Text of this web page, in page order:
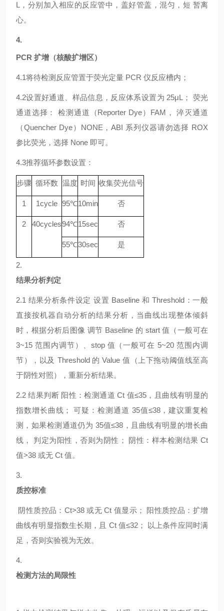
L，分别加入相应的反应管中，盖好管盖，混匀，短 暂离
心。
4.
PCR 扩增（核酸扩增区）
4.1将待检测反应管置于荧光定量 PCR 仪反应槽内；
4.2设置好通道、样品信息，反应体系设置为 25μL； 荧光
通道选择： 检测通道（Reporter Dye）FAM， 淬灭通道
（Quencher Dye）NONE，ABI 系列仪器请勿选择 ROX
参比荧光，选择 None 即可。
4.3推荐循环参数设置：
步骤 循环数 温度 时间 收集荧光信号
1 1cycle 95℃10min 否
2 40cycles94℃15sec 否
55℃30sec 是
2.
结果分析判定
2.1 结果分析条件设定 设置 Baseline 和 Threshold：一般
直接按机器自动分析的结果分析，当曲线出现整体倾斜
时，根据分析后图像 调节 Baseline 的 start 值（一般可在
3~15 范围内调节）、stop 值（一般可在 5~20 范围内调
节），以及 Threshold 的 Value 值（上下拖动阈值线至高
于阴性对照），重新分析结果。
2.2结果判断 阳性：检测通道 Ct 值≤35，且曲线有明显的
指数增长曲线； 可疑：检测通道 35值≤38，建议重复检
测，如果检测通道仍为 35值≤38，且曲线有明显的增长曲
线， 判定为阳性，否则为阴性； 阴性：样本检测结果 Ct
值>38 或无 Ct 值。
3.
质控标准
阴性质控品： Ct>38 或无 Ct 值显示； 阳性质控品：扩增
曲线有明显指数生长期，且 Ct 值≤32； 以上条件应同时满
足，否则实验视为无效。
4.
检测方法的局限性